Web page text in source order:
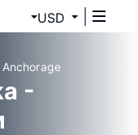
USD
-